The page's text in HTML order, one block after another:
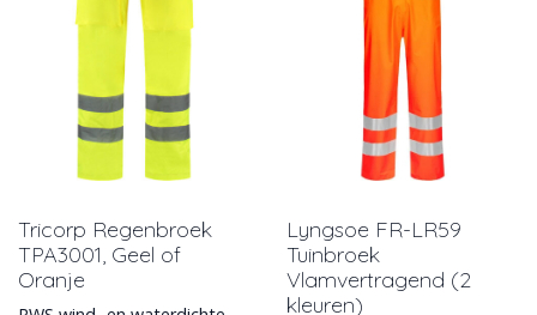
Tricorp Regenbroek
TPA3001, Geel of
Oranje
Lyngsoe FR-LR59
Tuinbroek
Vlamvertragend (2
kleuren)